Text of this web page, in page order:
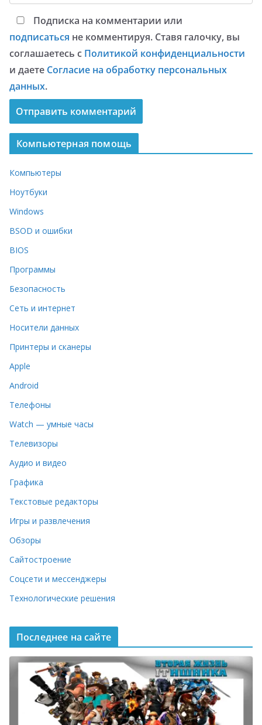
Подписка на комментарии или
подписаться не комментируя. Ставя галочку, вы
соглашаетесь с Политикой конфиденциальности
и даете Согласие на обработку персональных
данных.
Компьютерная помощь
Компьютеры
Ноутбуки
Windows
BSOD и ошибки
BIOS
Программы
Безопасность
Сеть и интернет
Носители данных
Принтеры и сканеры
Apple
Android
Телефоны
Watch — умные часы
Телевизоры
Аудио и видео
Графика
Текстовые редакторы
Игры и развлечения
Обзоры
Сайтостроение
Соцсети и мессенджеры
Технологические решения
Последнее на сайте